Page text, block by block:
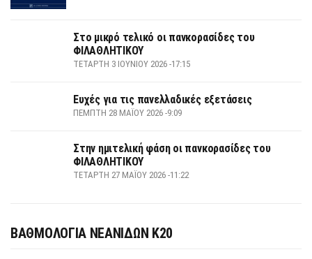
Στο μικρό τελικό οι πανκορασίδες του
ΦΙΛΑΘΛΗΤΙΚΟΥ
ΤΕΤΆΡΤΗ 3 ΙΟΥΝΊΟΥ 2026 -17:15
Ευχές για τις πανελλαδικές εξετάσεις
ΠΈΜΠΤΗ 28 ΜΑΪ́ΟΥ 2026 -9:09
Στην ημιτελική φάση οι πανκορασίδες του
ΦΙΛΑΘΛΗΤΙΚΟΥ
ΤΕΤΆΡΤΗ 27 ΜΑΪ́ΟΥ 2026 -11:22
ΒΑΘΜΟΛΟΓΙΑ ΝΕΑΝΙΔΩΝ Κ20